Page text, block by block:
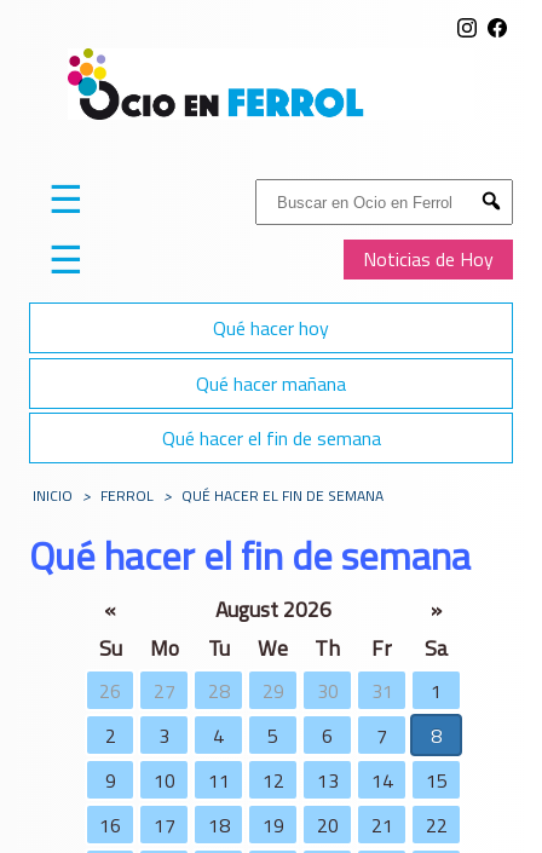
Buscar:
Submit
Noticias de Hoy
☰
☰
Qué hacer hoy
Qué hacer mañana
Qué hacer el fin de semana
INICIO > FERROL > QUÉ HACER EL FIN DE SEMANA
Qué hacer el fin de semana
« August 2026
»
Su
Mo Tu We Th Fr Sa
26 27 28 29 30 31
1
2
3 4 5 6 7
8
9
10 11 12 13 14
15
16
17 18 19 20 21
22